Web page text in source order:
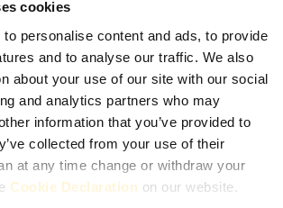
cookies
personalise content and ads, to provide
and to analyse our traffic. We also
about your use of our site with our social
and analytics partners who may
information that you’ve provided to
collected from your use of their
at any time change or withdraw your
Cookie Declaration on our website.
•Fransk restaurant
Brasserie
i et avslappet, stilrent